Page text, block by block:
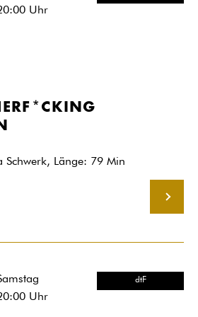
Uhr
Schwerk, Länge: 79 Min
Uhr
dtF